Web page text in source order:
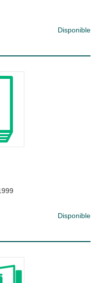
Disponible
Disponible